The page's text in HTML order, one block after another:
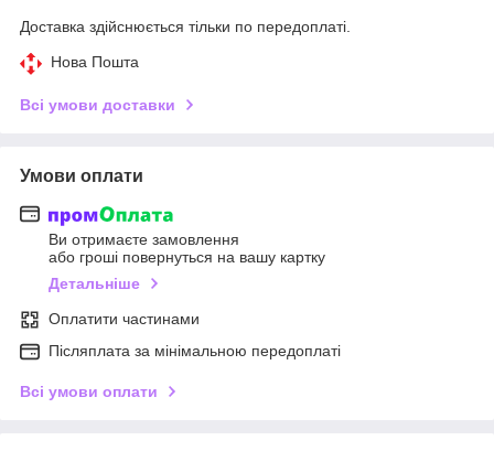
Доставка здійснюється тільки по передоплаті.
Нова Пошта
Всі умови доставки
Умови оплати
Ви отримаєте замовлення
або гроші повернуться на вашу картку
Детальніше
Оплатити частинами
Післяплата за мінімальною передоплаті
Всі умови оплати